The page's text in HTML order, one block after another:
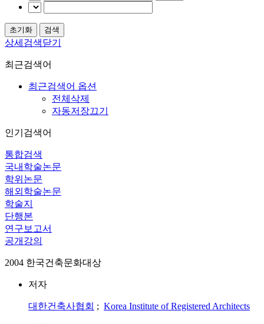
상세검색닫기
최근검색어
최근검색어 옵션
전체삭제
자동저장끄기
인기검색어
통합검색
국내학술논문
학위논문
해외학술논문
학술지
단행본
연구보고서
공개강의
2004 한국건축문화대상
저자
대한건축사협회 ; Korea Institute of Registered Architects